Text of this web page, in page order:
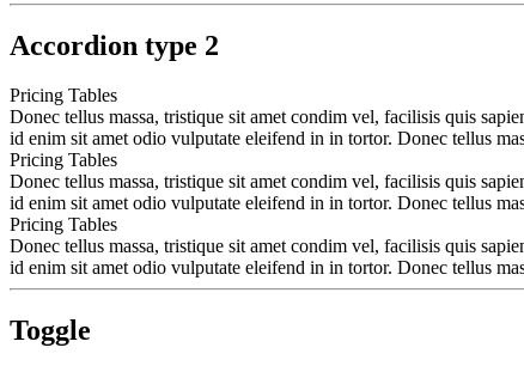
Accordion type 2
Pricing Tables
Donec tellus massa, tristique sit amet condim vel, facilisis quis
id enim sit amet odio vulputate eleifend in in tortor. Donec tellus
Pricing Tables
Donec tellus massa, tristique sit amet condim vel, facilisis quis
id enim sit amet odio vulputate eleifend in in tortor. Donec tellus
Pricing Tables
Donec tellus massa, tristique sit amet condim vel, facilisis quis
id enim sit amet odio vulputate eleifend in in tortor. Donec tellus
Toggle